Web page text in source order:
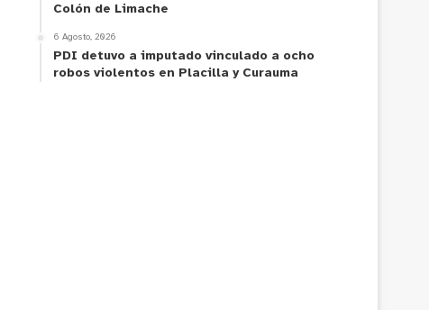
Colón de Limache
6 Agosto, 2026
PDI detuvo a imputado vinculado a ocho
robos violentos en Placilla y Curauma